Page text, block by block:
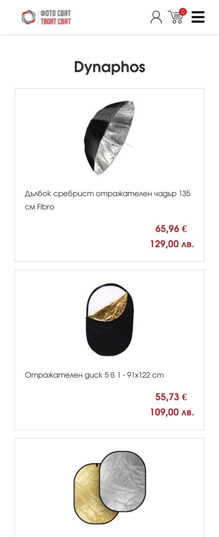
0
Dynaphos
Дълбок сребрист отражателен чадър 135
см Fibro
65,96 €
129,00 лв.
Отражателен диск 5 в 1 - 91х122 cm
55,73 €
109,00 лв.